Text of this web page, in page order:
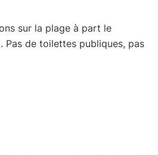
sur la plage à part le
Pas de toilettes publiques, pas